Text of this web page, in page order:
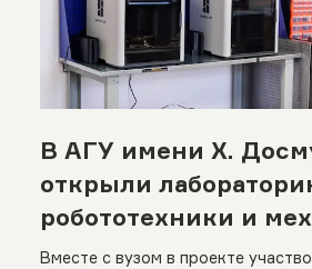
В АГУ имени Х.
открыли
робототехники и
Вместе с вузом в проекте